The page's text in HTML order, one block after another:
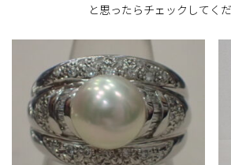
と思ったらチェックしてくだ